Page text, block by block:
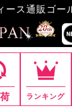
ース通販ゴー
ランキング